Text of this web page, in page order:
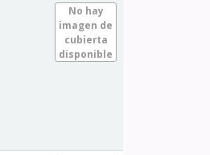
No hay
imagen de
cubierta
disponible